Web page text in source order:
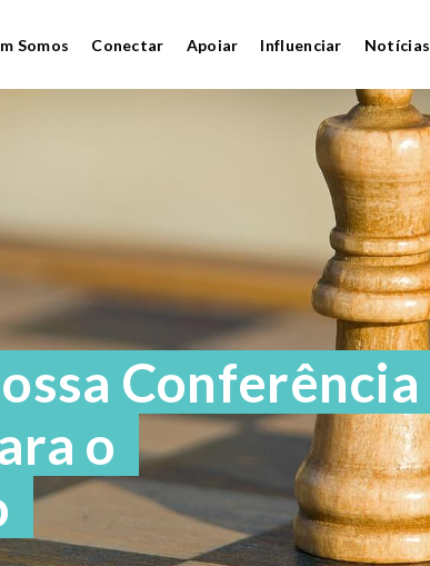
Somos Conectar Apoiar Influenciar Notícias
Conferência
o